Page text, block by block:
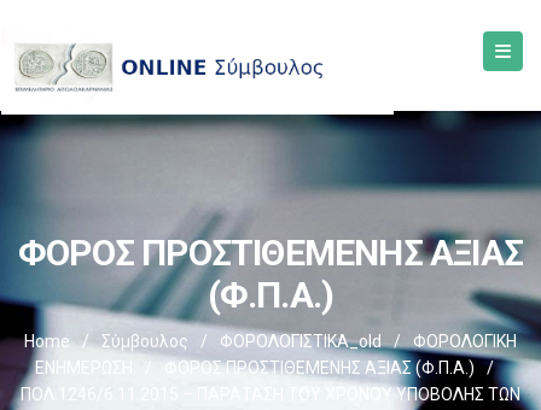
ΦΟΡΟΣ ΠΡΟΣΤΙΘΕΜΕΝΗΣ ΑΞΙΑΣ
(Φ.Π.Α.)
Home / Σύμβουλος / ΦΟΡΟΛΟΓΙΣΤΙΚΑ_old /
ΦΟΡΟΛΟΓΙΚΗ
ΕΝΗΜΕΡΩΣΗ
/ ΦΟΡΟΣ ΠΡΟΣΤΙΘΕΜΕΝΗΣ ΑΞΙΑΣ (Φ.Π.Α.)
/
ΠΟΛ.1246/6.11.2015 – ΠΑΡΑΤΑΣΗ ΤΟΥ ΧΡΟΝΟΥ ΥΠΟΒΟΛΗΣ ΤΩΝ